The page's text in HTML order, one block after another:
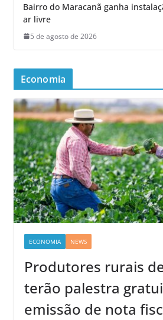
Bairro do Maracanã ganha
ar livre
5 de agosto de 2026
Economia
ECONOMIA NEWS
Produtores rurais
terão palestra
emissão de nota